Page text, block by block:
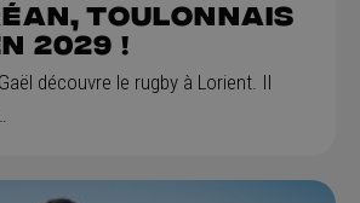
Toulonnais
2029 !
découvre le rugby à Lorient. Il